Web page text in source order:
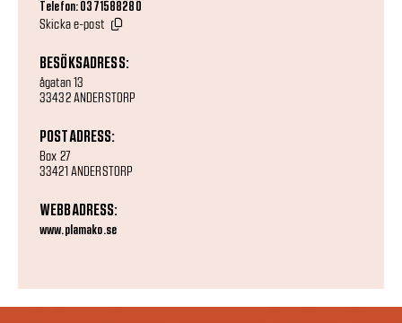
Telefon: 0371588280
Skicka e-post
BESÖKSADRESS:
ågatan 13
33432 ANDERSTORP
POSTADRESS:
Box 27
33421 ANDERSTORP
WEBBADRESS:
www.plamako.se